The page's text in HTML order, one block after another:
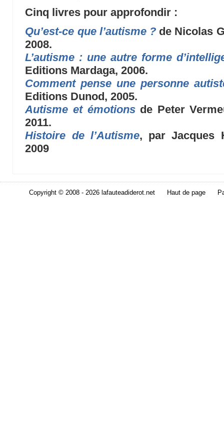
Cinq livres pour approfondir :
Qu’est-ce que l’autisme ? de Nicolas
2008.
L’autisme : une autre forme
Editions Mardaga, 2006.
Comment pense une personne
Editions Dunod, 2005.
Autisme et émotionsde Peter
2011.
Histoire de l’Autisme, par Jacques
2009
Copyright © 2008 - 2026 lafauteadiderot.net Haut de page